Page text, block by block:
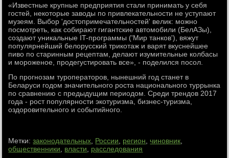
«Известные крупные предприятия стали принимать у себя
гостей, некоторые заводы по привлекательности не уступают
музеям. Выбор 'достопримечательностей' велик: можно
посмотреть, как собирают гигантские автомобили (БелАЗы),
создают уникальные IT-программы ('Мир танков'), вяжут
популярнейший белорусский трикотаж и варят вкуснейшее
пиво по старинным рецептам, делают изумительные колбасы
и мороженое, продегустировать все», - поделился посол.
По прогнозам туроператоров, нынешний год станет в
Беларуси годом значительного роста национального туррынка
по сравнению с предыдущим периодом. Среди трендов 2017
года - рост популярности экотуризма, бизнес-туризма,
оздоровительного и событийного.
Метки:законодательных России регион ,чиновник
общественники
власти расследования